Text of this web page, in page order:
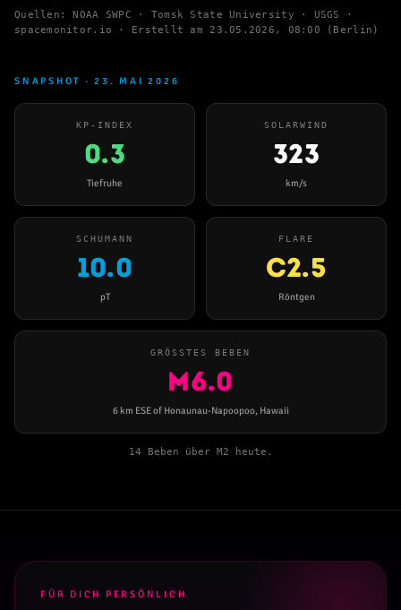
Quellen: NOAA SWPC · Tomsk State University · USGS ·
spacemonitor.io · Erstellt am 23.05.2026, 08:00 (Berlin)
SNAPSHOT · 23. MAI 2026
KP-INDEX
0.3
Tiefruhe
SOLARWIND
323
km/s
SCHUMANN
10.0
pT
FLARE
C2.5
Röntgen
GRÖSSTES BEBEN
M6.0
6 km ESE of Honaunau-Napoopoo, Hawaii
14 Beben über M2 heute.
FÜR DICH PERSÖNLICH